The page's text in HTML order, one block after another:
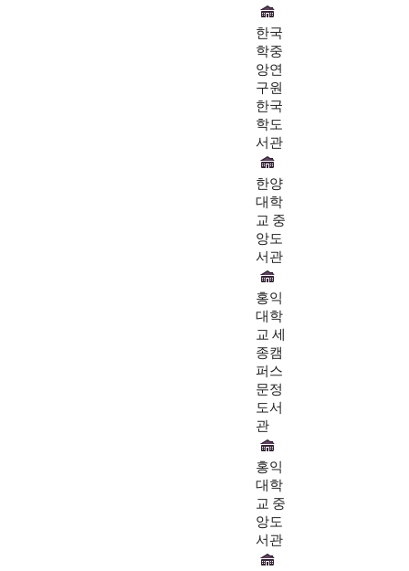
한국
학중
앙연
구원
한국
학도
서관
한양
대학
교 중
앙도
서관
홍익
대학
교 세
종캠
퍼스
문정
도서
관
홍익
대학
교 중
앙도
서관